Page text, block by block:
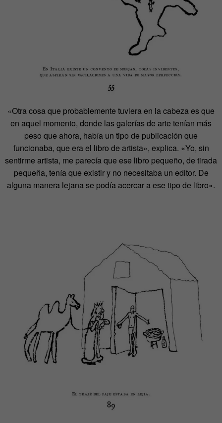
«Otra cosa que probablemente tuviera en la cabeza es que
en aquel momento, donde las galerías de arte tenían más
peso que ahora, había un tipo de publicación que
funcionaba, que era el libro de artista», explica. «Yo, sin
sentirme artista, me parecía que ese libro pequeño, de tirada
pequeña, tenía que existir y no necesitaba un editor. De
alguna manera lejana se podía acercar a ese tipo de libro».